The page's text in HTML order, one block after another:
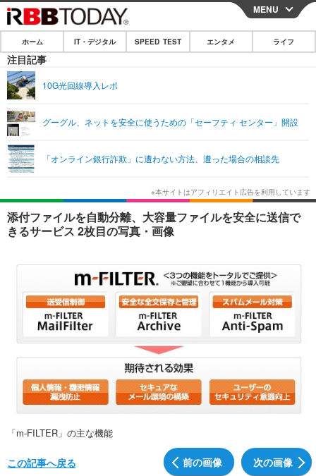
CLOSE
ホーム
IT・デジタル
ショッピング その他
SPEED TEST
エンタメ
エンタメTOP 映画・ドラマ
韓国・芸能
音楽 スポーツ
ショッピング その他
ライフ
ライフTOP グルメ
ペット ショッピング
リリース一覧
プッシュ通知の停止方法
MENU
ホーム IT・デジタル SPEED TEST エンタメ ライフ
注目記事
10G光回線導入レポ
グーグル、ネットを安全に使うための「セーフティ センター」開設
「オンライン銀行詐欺」に遭わない方法、遭った場合の相談先
添付ファイルを自動分離、大容量ファイルを安全に送信で
きるサービス 2枚目の写真・画像
「m-FILTER」の主な機能
前の画像 次の画像
この記事へ戻る